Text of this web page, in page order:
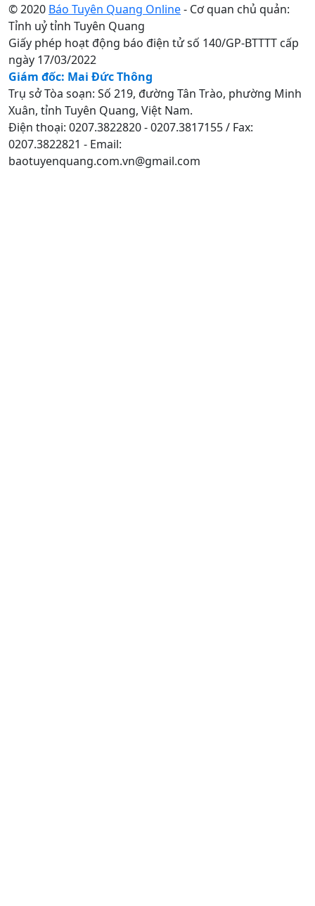
© 2020 Báo Tuyên Quang Online- Cơ quan chủ quản:
Tỉnh uỷ tỉnh Tuyên Quang
Giấy phép hoạt động báo điện tử số 140/GP-BTTTT cấp
ngày 17/03/2022
Giám đốc: Mai Đức Thông
Trụ sở Tòa soạn: Số 219, đường Tân Trào, phường Minh
Xuân, tỉnh Tuyên Quang, Việt Nam.
Điện thoại: 0207.3822820 - 0207.3817155 / Fax:
0207.3822821 - Email:
baotuyenquang.com.vn@gmail.com